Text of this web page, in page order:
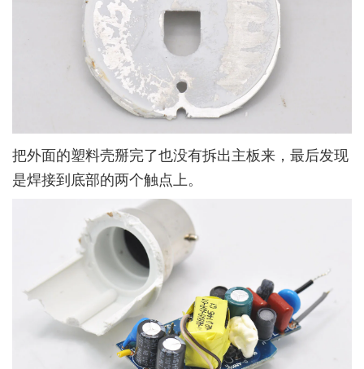
把外面的塑料壳掰完了也没有拆出主板来，最后发现
是焊接到底部的两个触点上。